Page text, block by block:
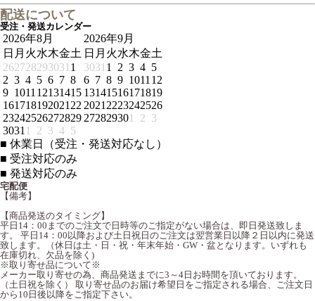
配送について
受注・発送カレンダー
2026年8月
日 月 火水木金土
262728293031 1
2 3 4 5 6 7 8
9 1011 12131415
161718192021 22
23242526272829
3031 1 2 3 4 5
2026年9月
日 月 火水木金土
3031 1 2 3 4 5
6 7 8 9 1011 12
13141516171819
2021 2223242526
272829301 2 3
■ 休業日（受注・発送対応なし）
■ 受注対応のみ
■ 発送対応のみ
宅配便
【備考】
【商品発送のタイミング】
平日14：00までのご注文で日時等のご指定がない場合は、即日発送致しま
す。 平日14：00以降および土日祝日のご注文は翌営業日以降２日以内に発送
致します。（休日は土・日・祝・年末年始・GW・盆となります。いずれも
在庫切れ、欠品を除く)
※取り寄せ品について※
メーカー取り寄せの為、商品発送までに3～4日お時間を頂いております。
（土日祝を除く） 取り寄せ品のお届け希望日をご指定される場合、ご注文日
から10日後以降をご指定下さい。